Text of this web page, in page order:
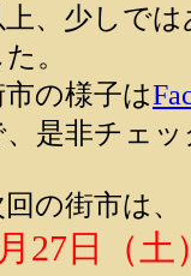
上、少しで
。
の様子は
、是非チェ
の街市は、
27日（土